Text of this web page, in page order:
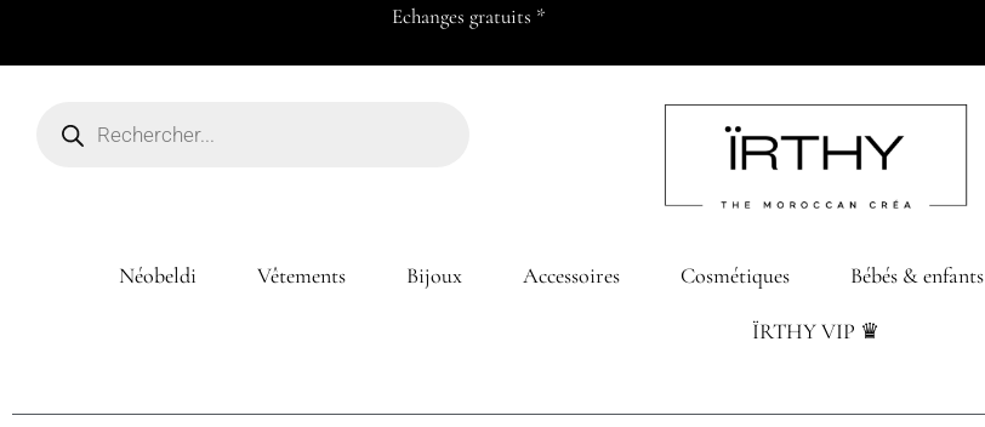
Payez en 2x ou 3x à partir de 500 dhs d’achats
Néobeldi Vêtements Bijoux Accessoires Cosmétiques Bébés & enfants
ÏRTHY VIP ♛